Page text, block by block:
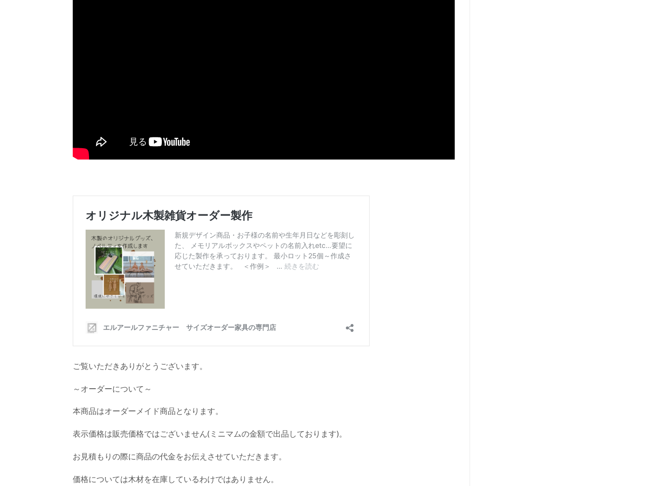
ご覧いただきありがとうございます。
～オーダーについて～
本商品はオーダーメイド商品となります。
表示価格は販売価格ではございません(ミニマムの金額で出品しております)。
お見積もりの際に商品の代金をお伝えさせていただきます。
価格については木材を在庫しているわけではありません。